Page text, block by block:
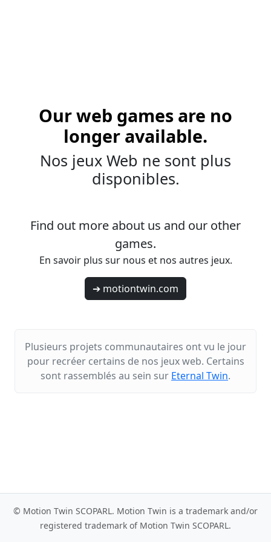
Our web games are no
longer available.
Nos jeux Web ne sont plus
disponibles.
Find out more about us and our other
games.
En savoir plus sur nous et nos autres jeux.
➔ motiontwin.com
Plusieurs projets communautaires ont vu le jour
pour recréer certains de nos jeux web. Certains
sont rassemblés au sein sur Eternal Twin.
© Motion Twin SCOPARL. Motion Twin is a trademark and/or
registered trademark of Motion Twin SCOPARL.